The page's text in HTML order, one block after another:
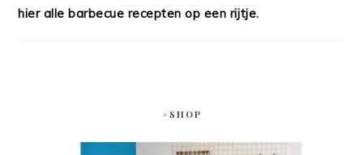
hier alle barbecue recepten op een rijtje.
#SHOP